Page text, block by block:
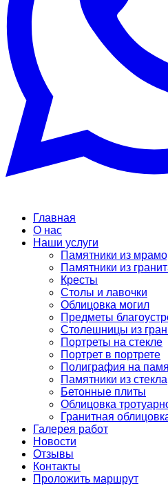
Главная
О нас
Наши услуги
Памятники из
Памятники из
Кресты
Столы и лавочки
Облицовка могил
Предметы
Столешницы из
Портреты на стекле
Портрет в портрете
Полиграфия на
Памятники из стекла
Бетонные плиты
Облицовка
Гранитная
Галерея работ
Новости
Отзывы
Контакты
Проложить маршрут